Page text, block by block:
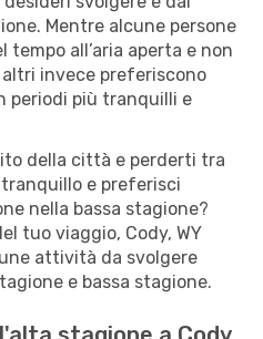
Mentre alcune persone
all’aria aperta e non
invece preferiscono
periodi più tranquilli e
della città e perderti tra
e preferisci
nella bassa stagione?
tuo viaggio, Cody, WY
attività da svolgere
e bassa stagione.